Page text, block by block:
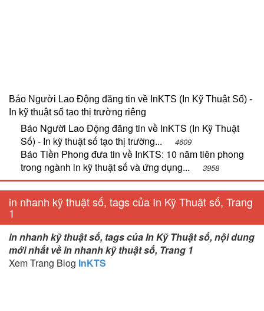
Báo Người Lao Động đăng tin về InKTS (In Kỹ Thuật Số) -
In kỹ thuật số tạo thị trường riêng
Báo Người Lao Động đăng tin về InKTS (In Kỹ Thuật
Số) - In kỹ thuật số tạo thị trường...
4609
Báo Tiền Phong đưa tin về InKTS: 10 năm tiên phong
trong ngành in kỹ thuật số và ứng dụng...
3958
in nhanh kỹ thuật số, tags của In Kỹ Thuật số, Trang
1
in nhanh kỹ thuật số, tags của In Kỹ Thuật số, nội dung
mới nhất về in nhanh kỹ thuật số, Trang 1
Xem Trang Blog InKTS